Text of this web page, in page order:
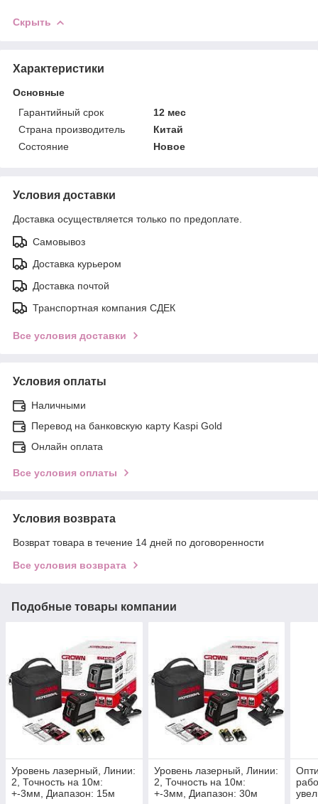
Скрыть
Характеристики
Основные
Гарантийный срок
12 мес
Страна производитель
Китай
Состояние
Новое
Условия доставки
Доставка осуществляется только по предоплате.
Самовывоз
Доставка курьером
Доставка почтой
Транспортная компания СДЕК
Все условия доставки
Условия оплаты
Наличными
Перевод на банковскую карту Kaspi Gold
Онлайн оплата
Все условия оплаты
Условия возврата
Возврат товара в течение 14 дней по договоренности
Все условия возврата
Подобные товары компании
Уровень лазерный, Линии:
2, Точность на 10м:
+-3мм, Диапазон: 15м
Уровень лазерный, Линии:
2, Точность на 10м:
+-3мм, Диапазон: 30м